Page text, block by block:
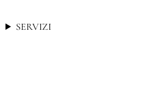
SERVIZI